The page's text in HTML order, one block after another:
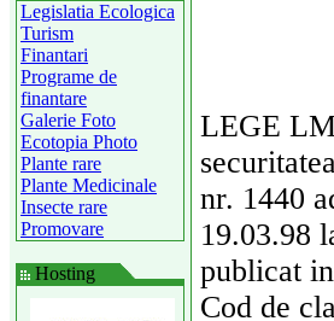
Legislatia Ecologica
Turism
Finantari
Programe de
finantare
Galerie Foto
Ecotopia Photo
Plante rare
Plante Medicinale
Insecte rare
Promovare
Hosting
LEGE
nr. 1440
19.03.98
publicat
Cod de